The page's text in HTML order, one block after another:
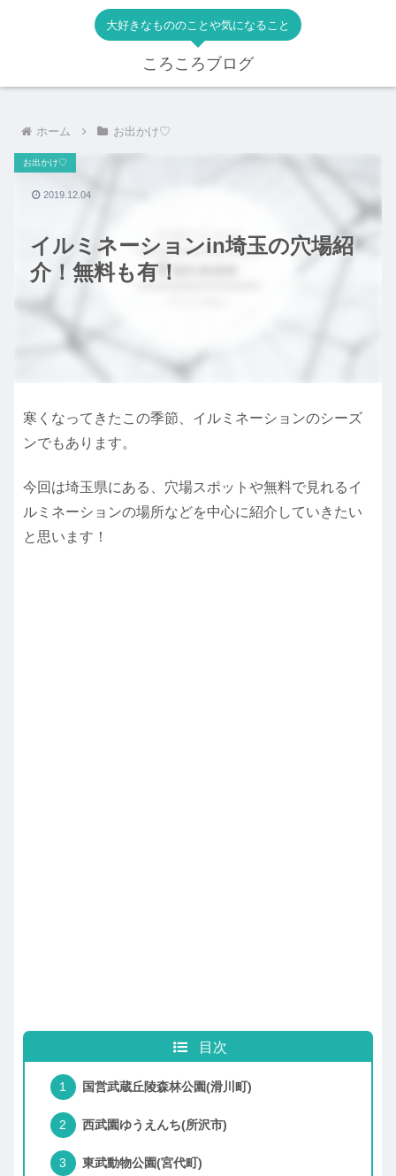
大好きなもののことや気になること
ころころブログ
ホーム お出かけ♡
イルミネーションin埼玉の穴場紹
介！無料も有！
お出かけ♡
2019.12.04
寒くなってきたこの季節、イルミネーションのシーズ
ンでもあります。
今回は埼玉県にある、穴場スポットや無料で見れるイ
ルミネーションの場所などを中心に紹介していきたい
と思います！
目次
国営武蔵丘陵森林公園(滑川町)
西武園ゆうえんち(所沢市)
東武動物公園(宮代町)